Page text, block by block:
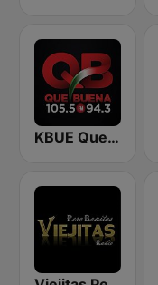
KBUE Que Buena 105.5 / 94.3 FM (US Only)